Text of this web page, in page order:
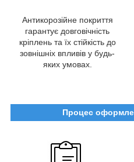
Антикорозійне покриття
гарантує довговічність
кріплень та їх стійкість до
зовнішніх впливів у будь-
яких умовах.
Процес